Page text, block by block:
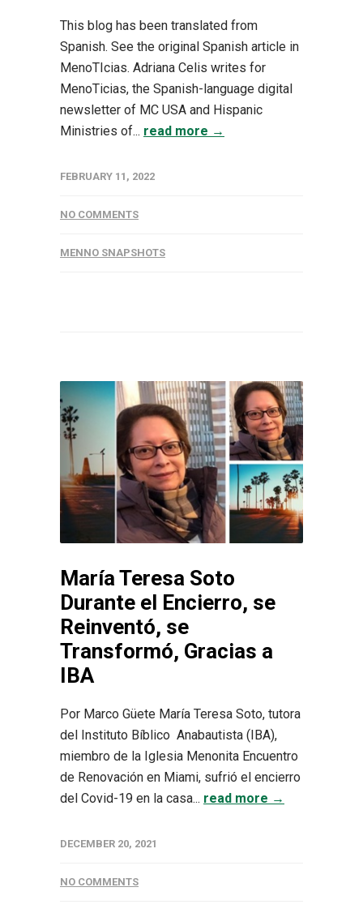
This blog has been translated from
Spanish. See the original Spanish article in
MenoTIcias. Adriana Celis writes for
MenoTicias, the Spanish-language digital
newsletter of MC USA and Hispanic
Ministries of... read more →
FEBRUARY 11, 2022
NO COMMENTS
MENNO SNAPSHOTS
María Teresa Soto
Durante el Encierro, se
Reinventó, se
Transformó, Gracias a
IBA
Por Marco Güete María Teresa Soto, tutora
del Instituto Bíblico Anabautista (IBA),
miembro de la Iglesia Menonita Encuentro
de Renovación en Miami, sufrió el encierro
del Covid-19 en la casa... read more →
DECEMBER 20, 2021
NO COMMENTS